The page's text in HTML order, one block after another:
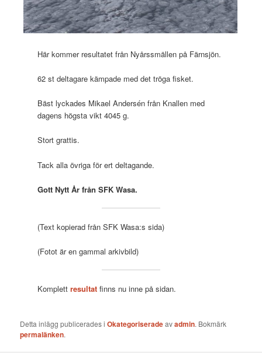
Här kommer resultatet från Nyårssmällen på Färnsjön.
62 st deltagare kämpade med det tröga fisket.
Bäst lyckades Mikael Andersén från Knallen med
dagens högsta vikt 4045 g.
Stort grattis.
Tack alla övriga för ert deltagande.
Gott Nytt År från SFK Wasa.
(Text kopierad från SFK Wasa:s sida)
(Fotot är en gammal arkivbild)
Komplettresultat finns nu inne på sidan.
Detta inlägg publicerades iOkategoriseradeavadmin. Bokmärk
permalänken.